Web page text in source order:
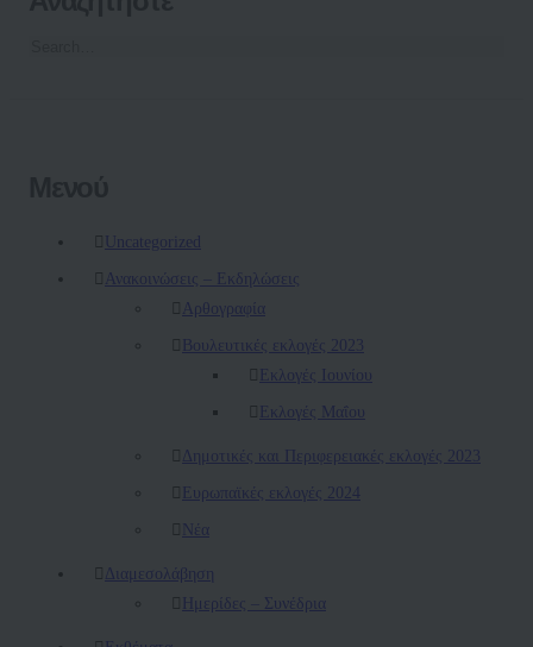
Uncategorized
Ανακοινώσεις – Εκδηλώσεις
Αρθογραφία
Βουλευτικές εκλογές 2023
Εκλογές Ιουνίου
Εκλογές Μαΐου
Δημοτικές και Περιφερειακές εκλογές 2023
Ευρωπαϊκές εκλογές 2024
Νέα
Διαμεσολάβηση
Ημερίδες – Συνέδρια